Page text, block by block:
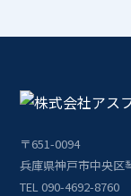
〒651-0094
兵庫県神戸市中央区
TEL 090-4692-8760